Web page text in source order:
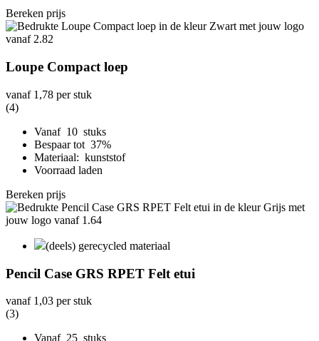
Bereken prijs
Loupe Compact loep
vanaf 1,78 per stuk
(4)
Vanaf 10 stuks
Bespaar tot 37%
Materiaal: kunststof
Voorraad laden
Bereken prijs
(deels) gerecycled materiaal
Pencil Case GRS RPET Felt etui
vanaf 1,03 per stuk
(3)
Vanaf 25 stuks